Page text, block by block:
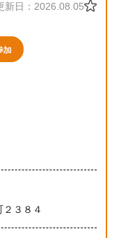
新日：2026.08.05
加
３８４